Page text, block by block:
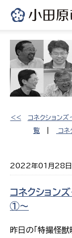
<< コネクション
覧
コネ
2022年01月28
コネクション
①〜
昨日の「特撮怪